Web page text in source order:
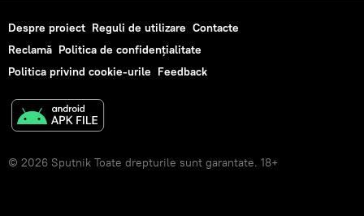
Despre proiect Reguli de utilizare Contacte
Reclamă Politica de confidențialitate
Politica privind cookie-urile Feedback
© 2026 Sputnik Toate drepturile sunt garantate. 18+